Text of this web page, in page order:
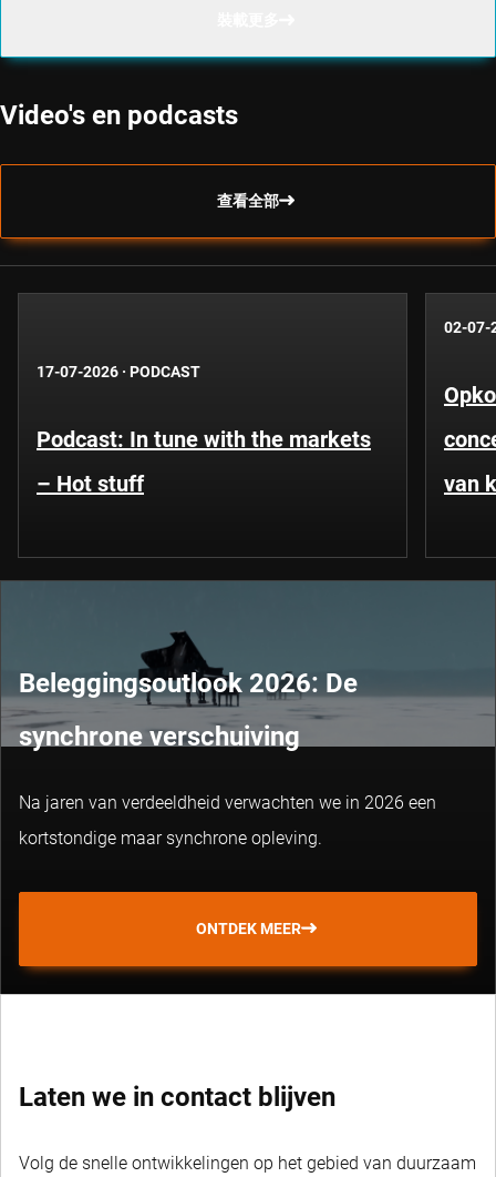
Video's en podcasts
查看全部
17-07-2026 · PODCAST
Podcast: In tune with the markets
– Hot stuff
02-07-
van
Beleggingsoutlook 2026: De
synchrone verschuiving
Na jaren van verdeeldheid verwachten we in 2026 een
kortstondige maar synchrone opleving.
ONTDEK MEER
Laten we in contact blijven
Volg de snelle ontwikkelingen op het gebied van duurzaam